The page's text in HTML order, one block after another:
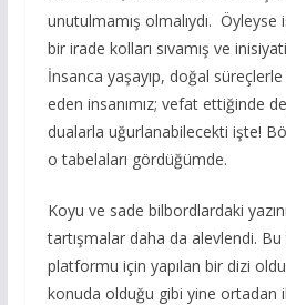
unutulmamış olmalıydı.
bir irade kolları sıvamış ve
İnsanca yaşayıp, doğal
eden insanımız; vefat ettiğinde
dualarla uğurlanabilecekti işte!
o tabelaları gördüğümde.
Koyu ve sade bilbordlardaki
tartışmalar daha da alevlendi. Bu
platformu için yapılan bir dizi
konuda olduğu gibi yine ortadan